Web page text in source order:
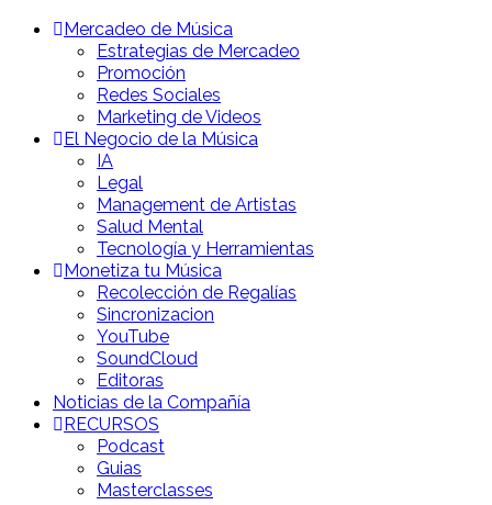
Mercadeo de Música
Estrategias de Mercadeo
Promoción
Redes Sociales
Marketing de Videos
El Negocio de la Música
IA
Legal
Management de Artistas
Salud Mental
Tecnología y Herramientas
Monetiza tu Música
Recolección de Regalías
Sincronizacion
YouTube
SoundCloud
Editoras
Noticias de la Compañía
RECURSOS
Podcast
Guias
Masterclasses